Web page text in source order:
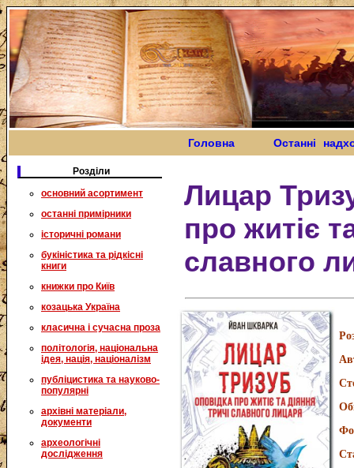
Головна Останні
Розділи
основний асортимент
останні примірники
історичні романи
букіністика та рідкісні
книги
книжки про Київ
козацька Україна
класична і сучасна проза
політологія, національна
ідея, нація, націоналізм
публіцистика та науково-
популярні
архівні матеріали,
документи
археологічні
дослідження
Лицар
про житіє
славного